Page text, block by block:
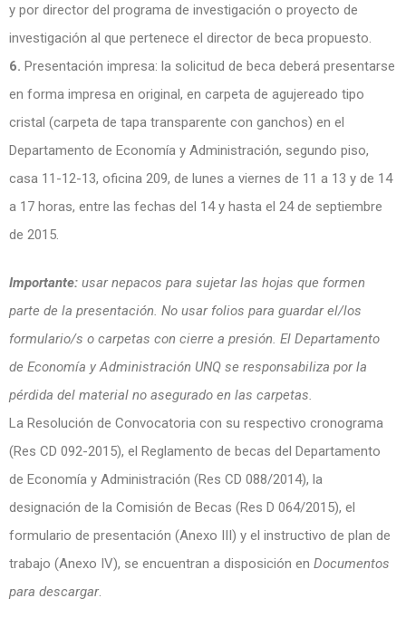
y por director del programa de investigación o proyecto de
investigación al que pertenece el director de beca propuesto.
6. Presentación impresa: la solicitud de beca deberá presentarse
en forma impresa en original, en carpeta de agujereado tipo
cristal (carpeta de tapa transparente con ganchos) en el
Departamento de Economía y Administración, segundo piso,
casa 11-12-13, oficina 209, de lunes a viernes de 11 a 13 y de 14
a 17 horas, entre las fechas del 14 y hasta el 24 de septiembre
de 2015.
Importante: usar nepacos para sujetar las hojas que formen
parte de la presentación. No usar folios para guardar el/los
formulario/s o carpetas con cierre a presión. El Departamento
de Economía y Administración UNQ se responsabiliza por la
pérdida del material no asegurado en las carpetas.
La Resolución de Convocatoria con su respectivo cronograma
(Res CD 092-2015), el Reglamento de becas del Departamento
de Economía y Administración (Res CD 088/2014), la
designación de la Comisión de Becas (Res D 064/2015), el
formulario de presentación (Anexo III) y el instructivo de plan de
trabajo (Anexo IV), se encuentran a disposición en Documentos
para descargar.